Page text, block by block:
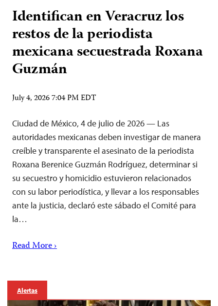
Identifican en Veracruz los
restos de la periodista
mexicana secuestrada Roxana
Guzmán
July 4, 2026 7:04 PM EDT
Ciudad de México, 4 de julio de 2026 — Las
autoridades mexicanas deben investigar de manera
creíble y transparente el asesinato de la periodista
Roxana Berenice Guzmán Rodríguez, determinar si
su secuestro y homicidio estuvieron relacionados
con su labor periodística, y llevar a los responsables
ante la justicia, declaró este sábado el Comité para
la…
Read More ›
Alertas